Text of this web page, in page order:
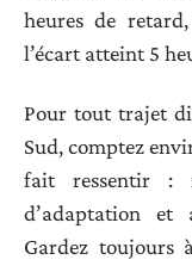
heures de
l’écart atteint 5
Pour tout trajet
Sud, comptez
fait ressentir :
d’adaptation et
Gardez toujours